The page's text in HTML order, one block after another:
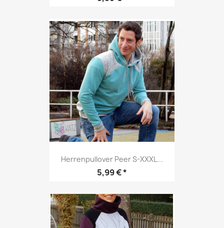
Herrenpullover Peer S-XXXL...
Preis
5,99 € *